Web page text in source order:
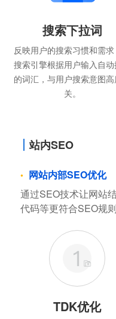
搜索下拉词
反映用户的搜索习惯和需
搜索引擎根据用户输入自
的词汇，与用户搜索意图高
关。
站内SEO
网站内部SEO优化
通过SEO技术让网站
代码等更符合SEO规则
TDK优化